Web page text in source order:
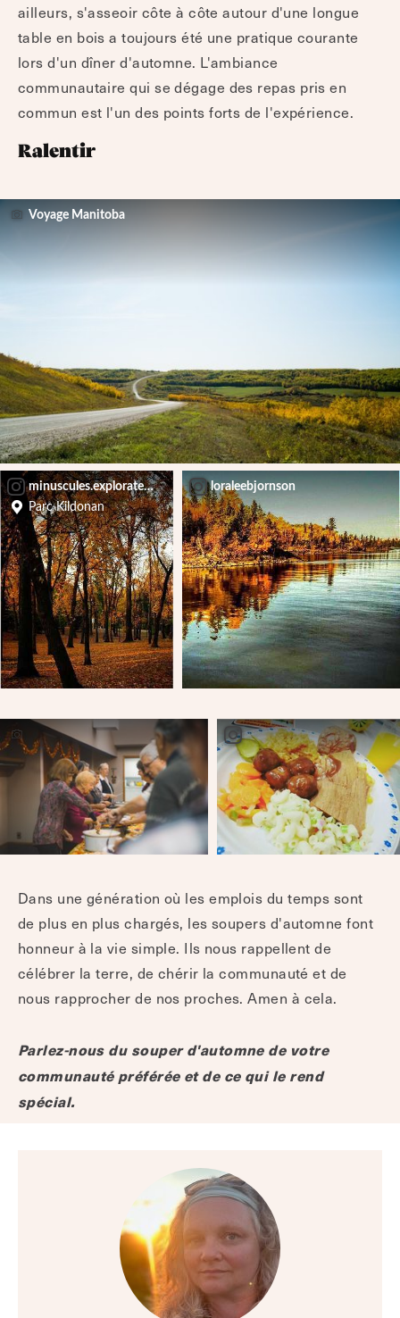
ailleurs, s'asseoir côte à côte autour d'une longue
table en bois a toujours été une pratique courante
lors d'un dîner d'automne. L'ambiance
communautaire qui se dégage des repas pris en
commun est l'un des points forts de l'expérience.
Ralentir
Voyage Manitoba
minuscules.explorateurs
Parc Kildonan
loraleebjornson
Dans une génération où les emplois du temps sont
de plus en plus chargés, les soupers d'automne font
honneur à la vie simple. Ils nous rappellent de
célébrer la terre, de chérir la communauté et de
nous rapprocher de nos proches. Amen à cela.
Parlez-nous du souper d'automne de votre
communauté préférée et de ce qui le rend
spécial.